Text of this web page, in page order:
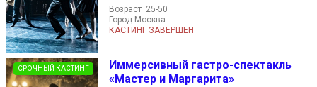
Возраст 25-50
Город Москва
КАСТИНГ ЗАВЕРШЕН
СРОЧНЫЙ КАСТИНГ
Иммерсивный гастро-спектакль
«Мастер и Маргарита»